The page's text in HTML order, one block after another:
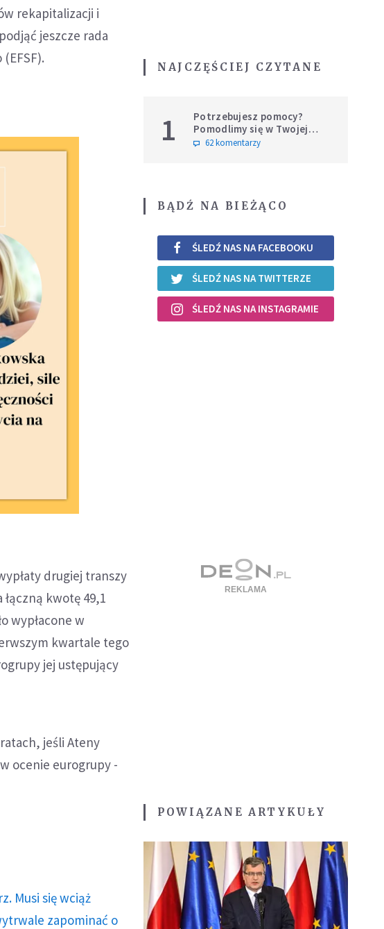
rekapitalizacji i
jeszcze rada
drugiej transzy
kwotę 49,1
wypłacone w
kwartale tego
jej ustępujący
jeśli Ateny
ocenie eurogrupy -
Musi się wciąż
zapominać o
NAJCZĘŚCIEJ CZYTANE
1
Potrzebujesz pomocy?
Pomodlimy się w Twojej
intencji
62 komentarzy
BĄDŹ NA BIEŻĄCO
ŚLEDŹ NAS NA FACEBOOKU
ŚLEDŹ NAS NA TWITTERZE
ŚLEDŹ NAS NA INSTAGRAMIE
POWIĄZANE ARTYKUŁY